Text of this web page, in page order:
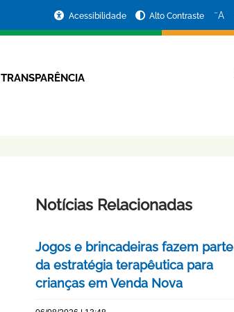
Acessibilidade Alto Contraste −A
TRANSPARÊNCIA
Notícias Relacionadas
Jogos e brincadeiras fazem parte
da estratégia terapêutica para
crianças em Venda Nova